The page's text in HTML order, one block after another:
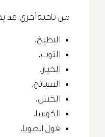
من ناحية أخرى، قد
البطيخ.
التوت.
الخيار.
السبانخ.
الخس.
الكوسا.
فول الصويا.